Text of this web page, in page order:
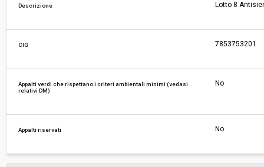
Descrizione Lotto 8
CIG 7853753201
Appalti verdi che rispettano i criteri ambientali minimi (vedasi
relativi DM)
No
Appalti riservati No